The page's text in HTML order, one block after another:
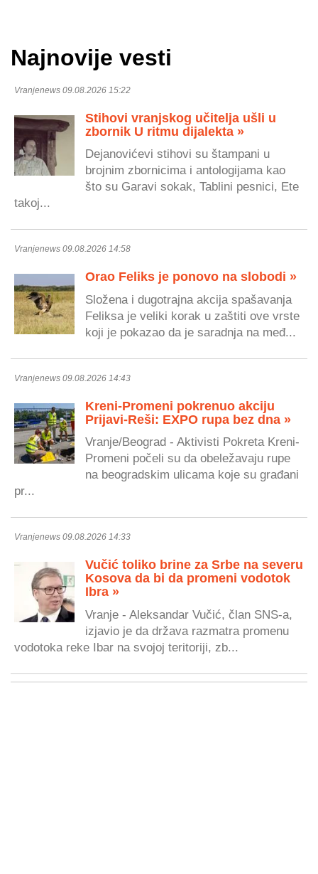
Najnovije vesti
Vranjenews 09.08.2026 15:22
Stihovi vranjskog učitelja ušli u
zbornik U ritmu dijalekta »
Dejanovićevi stihovi su štampani u
brojnim zbornicima i antologijama kao
što su Garavi sokak, Tablini pesnici, Ete
takoj...
Vranjenews 09.08.2026 14:58
Orao Feliks je ponovo na slobodi »
Složena i dugotrajna akcija spašavanja
Feliksa je veliki korak u zaštiti ove vrste
koji je pokazao da je saradnja na međ...
Vranjenews 09.08.2026 14:43
Kreni-Promeni pokrenuo akciju
Prijavi-Reši: EXPO rupa bez dna »
Vranje/Beograd - Aktivisti Pokreta Kreni-
Promeni počeli su da obeležavaju rupe
na beogradskim ulicama koje su građani
pr...
Vranjenews 09.08.2026 14:33
Vučić toliko brine za Srbe na severu
Kosova da bi da promeni vodotok
Ibra »
Vranje - Aleksandar Vučić, član SNS-a,
izjavio je da država razmatra promenu
vodotoka reke Ibar na svojoj teritoriji, zb...